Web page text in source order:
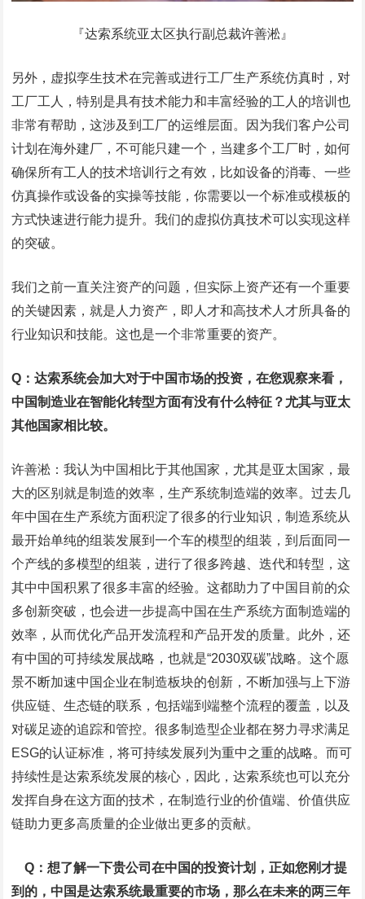
『达索系统亚太区执行副总裁许善淞』
另外，虚拟孪生技术在完善或进行工厂生产系统仿真时，对
工厂工人，特别是具有技术能力和丰富经验的工人的培训也
非常有帮助，这涉及到工厂的运维层面。因为我们客户公司
计划在海外建厂，不可能只建一个，当建多个工厂时，如何
确保所有工人的技术培训行之有效，比如设备的消毒、一些
仿真操作或设备的实操等技能，你需要以一个标准或模板的
方式快速进行能力提升。我们的虚拟仿真技术可以实现这样
的突破。
我们之前一直关注资产的问题，但实际上资产还有一个重要
的关键因素，就是人力资产，即人才和高技术人才所具备的
行业知识和技能。这也是一个非常重要的资产。
Q：达索系统会加大对于中国市场的投资，在您观察来看，
中国制造业在智能化转型方面有没有什么特征？尤其与亚太
其他国家相比较。
许善淞：我认为中国相比于其他国家，尤其是亚太国家，最
大的区别就是制造的效率，生产系统制造端的效率。过去几
年中国在生产系统方面积淀了很多的行业知识，制造系统从
最开始单纯的组装发展到一个车的模型的组装，到后面同一
个产线的多模型的组装，进行了很多跨越、迭代和转型，这
其中中国积累了很多丰富的经验。这都助力了中国目前的众
多创新突破，也会进一步提高中国在生产系统方面制造端的
效率，从而优化产品开发流程和产品开发的质量。此外，还
有中国的可持续发展战略，也就是“2030双碳”战略。这个愿
景不断加速中国企业在制造板块的创新，不断加强与上下游
供应链、生态链的联系，包括端到端整个流程的覆盖，以及
对碳足迹的追踪和管控。很多制造型企业都在努力寻求满足
ESG的认证标准，将可持续发展列为重中之重的战略。而可
持续性是达索系统发展的核心，因此，达索系统也可以充分
发挥自身在这方面的技术，在制造行业的价值端、价值供应
链助力更多高质量的企业做出更多的贡献。
Q：想了解一下贵公司在中国的投资计划，正如您刚才提
到的，中国是达索系统最重要的市场，那么在未来的两三年